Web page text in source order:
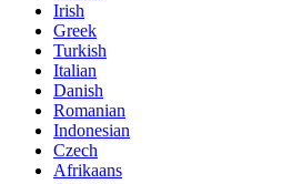
Irish
Greek
Turkish
Italian
Danish
Romanian
Indonesian
Czech
Afrikaans